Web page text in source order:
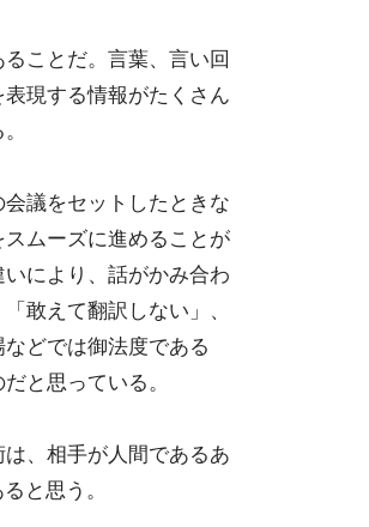
ことだ。言葉、言い回
現する情報がたくさん
議をセットしたときな
ムーズに進めることが
により、話がかみ合わ
敢えて翻訳しない」、
どでは御法度である
と思っている。
、相手が人間であるあ
と思う。